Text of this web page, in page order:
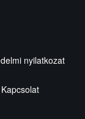
nyilatkozat
Kapcsolat